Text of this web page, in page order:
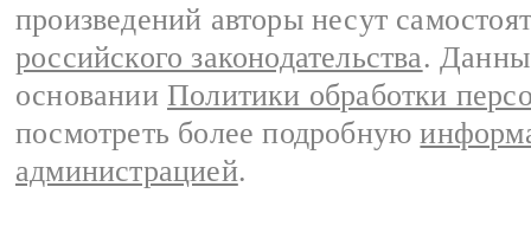
произведений авторы несут
российского законодательства.
основании Политики обработки
посмотреть более подробную
администрацией.